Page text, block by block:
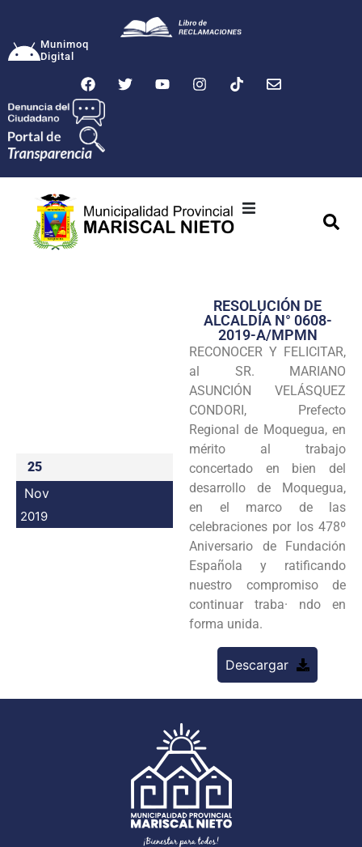
Munimoq
Digital
Transparencia
Seguridad
Programas
Intranet
25
Nov
2019
RESOLUCIÓN DE
ALCALDÍA N° 0608-
2019-A/MPMN
RECONOCER Y FELICITAR,
al SR. MARIANO
ASUNCIÓN VELÁSQUEZ
CONDORI, Prefecto
Regional de Moquegua, en
mérito al trabajo
concertado en bien del
desarrollo de Moquegua,
en el marco de las
celebraciones por los 478º
Aniversario de Fundación
Española y ratificando
nuestro compromiso de
continuar traba· ndo en
forma unida.
Descargar